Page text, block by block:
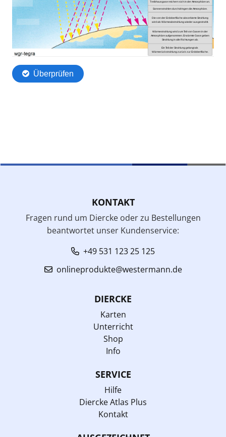
KONTAKT
Fragen rund um Diercke oder zu Bestellungen
beantwortet unser Kundenservice:
+49 531 123 25 125
onlineprodukte@westermann.de
DIERCKE
Karten
Unterricht
Shop
Info
SERVICE
Hilfe
Diercke Atlas Plus
Kontakt